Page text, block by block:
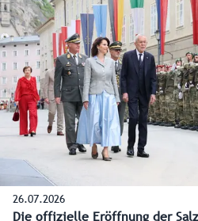
moderne Gebäude. Das Ziel:
Versorgung.
26.07.2026
Die offizielle Eröffnung der